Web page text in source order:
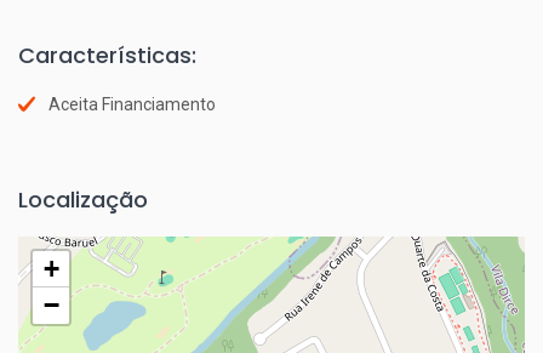
Características:
Aceita Financiamento
Localização
+
−